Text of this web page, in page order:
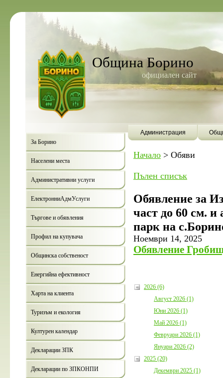
Община Борино
официален сайт
Администрация
За Борино
Населени места
Административни услуги
ЕлектронниАдмУслуги
Търгове и обявления
Профил на купувача
Общинска собственост
Енергийна ефективност
Харта на клиента
Туризъм и екология
Културен календар
Декларации ЗПК
Декларации по ЗПКОНПИ
Начало > Обяви
Пълен списък
Обявление за
част до 60 см. и
парк на
Ноември 14, 2025
Обявление
2026 (6)
Август 2026 (1)
Юни 2026 (1)
Май 2026 (1)
Февруари 2026 (1)
Януари 2026 (2)
2025 (20)
Декември 2025 (1)